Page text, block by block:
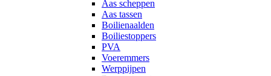
Aas scheppen
Aas tassen
Boilienaalden
Boiliestoppers
PVA
Voeremmers
Werppijpen